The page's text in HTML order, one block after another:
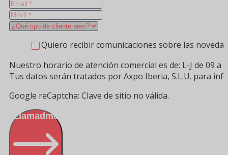
Quiero recibir comunicaciones sobre las
Nuestro horario de atención comercial es de: L-J de 09 a
Tus datos serán tratados por Axpo Iberia, S.L.U. para
Google reCaptcha: Clave de sitio no válida.
Llamadme